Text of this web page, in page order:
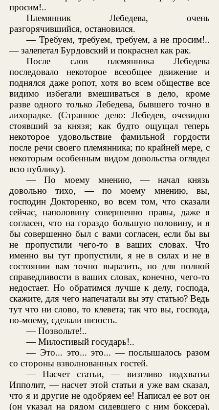
просим!..
Племянник Лебедева, очень
разгорячившийся, остановился.
— Требуем, требуем, требуем, а не просим!..
— залепетал Бурдовский и покраснел как рак.
После слов племянника Лебедева
последовало некоторое всеобщее движение и
поднялся даже ропот, хотя во всем обществе все
видимо избегали вмешиваться в дело, кроме
разве одного только Лебедева, бывшего точно в
лихорадке. (Странное дело: Лебедев, очевидно
стоявший за князя; как будто ощущал теперь
некоторое удовольствие фамильной гордости
после речи своего племянника; по крайней мере, с
некоторым особенным видом довольства оглядел
всю публику).
— По моему мнению, — начал князь
довольно тихо, — по моему мнению, вы,
господин Докторенко, во всем том, что сказали
сейчас, наполовину совершенно правы, даже я
согласен, что на гораздо большую половину, и я
бы совершенно был с вами согласен, если бы вы
не пропустили чего-то в ваших словах. Что
именно вы тут пропустили, я не в силах и не в
состоянии вам точно выразить, но для полной
справедливости в ваших словах, конечно, чего-то
недостает. Но обратимся лучше к делу, господа,
скажите, для чего напечатали вы эту статью? Ведь
тут что ни слово, то клевета; так что вы, господа,
по-моему, сделали низость.
— Позвольте!..
— Милостивый государь!..
— Это... это... это... — послышалось разом
со стороны взволнованных гостей.
— Насчет статьи, — визгливо подхватил
Ипполит, — насчет этой статьи я уже вам сказал,
что я и другие не одобряем ее! Написал ее вот он
(он указал на рядом сидевшего с ним боксера),